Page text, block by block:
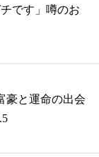
です」噂のお
豪と運命の出会